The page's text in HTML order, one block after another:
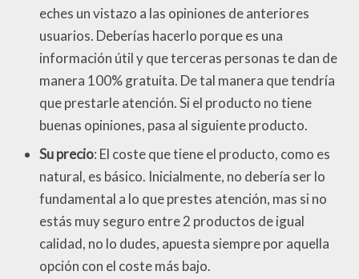
eches un vistazo a las opiniones de anteriores
usuarios. Deberías hacerlo porque es una
información útil y que terceras personas te dan de
manera 100% gratuita. De tal manera que tendría
que prestarle atención. Si el producto no tiene
buenas opiniones, pasa al siguiente producto.
Su precio: El coste que tiene el producto, como es
natural, es básico. Inicialmente, no debería ser lo
fundamental a lo que prestes atención, mas si no
estás muy seguro entre 2 productos de igual
calidad, no lo dudes, apuesta siempre por aquella
opción con el coste más bajo.